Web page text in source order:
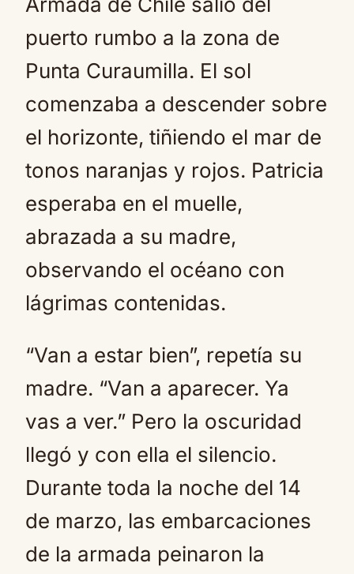
puerto rumbo a la zona de
Punta Curaumilla. El sol
comenzaba a descender sobre
el horizonte, tiñiendo el mar de
tonos naranjas y rojos. Patricia
esperaba en el muelle,
abrazada a su madre,
observando el océano con
lágrimas contenidas.
“Van a estar bien”, repetía su
madre. “Van a aparecer. Ya
vas a ver.” Pero la oscuridad
llegó y con ella el silencio.
Durante toda la noche del 14
de marzo, las embarcaciones
de la armada peinaron la